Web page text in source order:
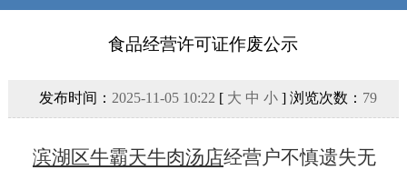
食品经营许可证作废公示
发布时间： 2025-11-05 10:22 [ 大 中 小] 浏览次数： 79
滨湖区牛霸天牛肉汤店经营户不慎遗失无